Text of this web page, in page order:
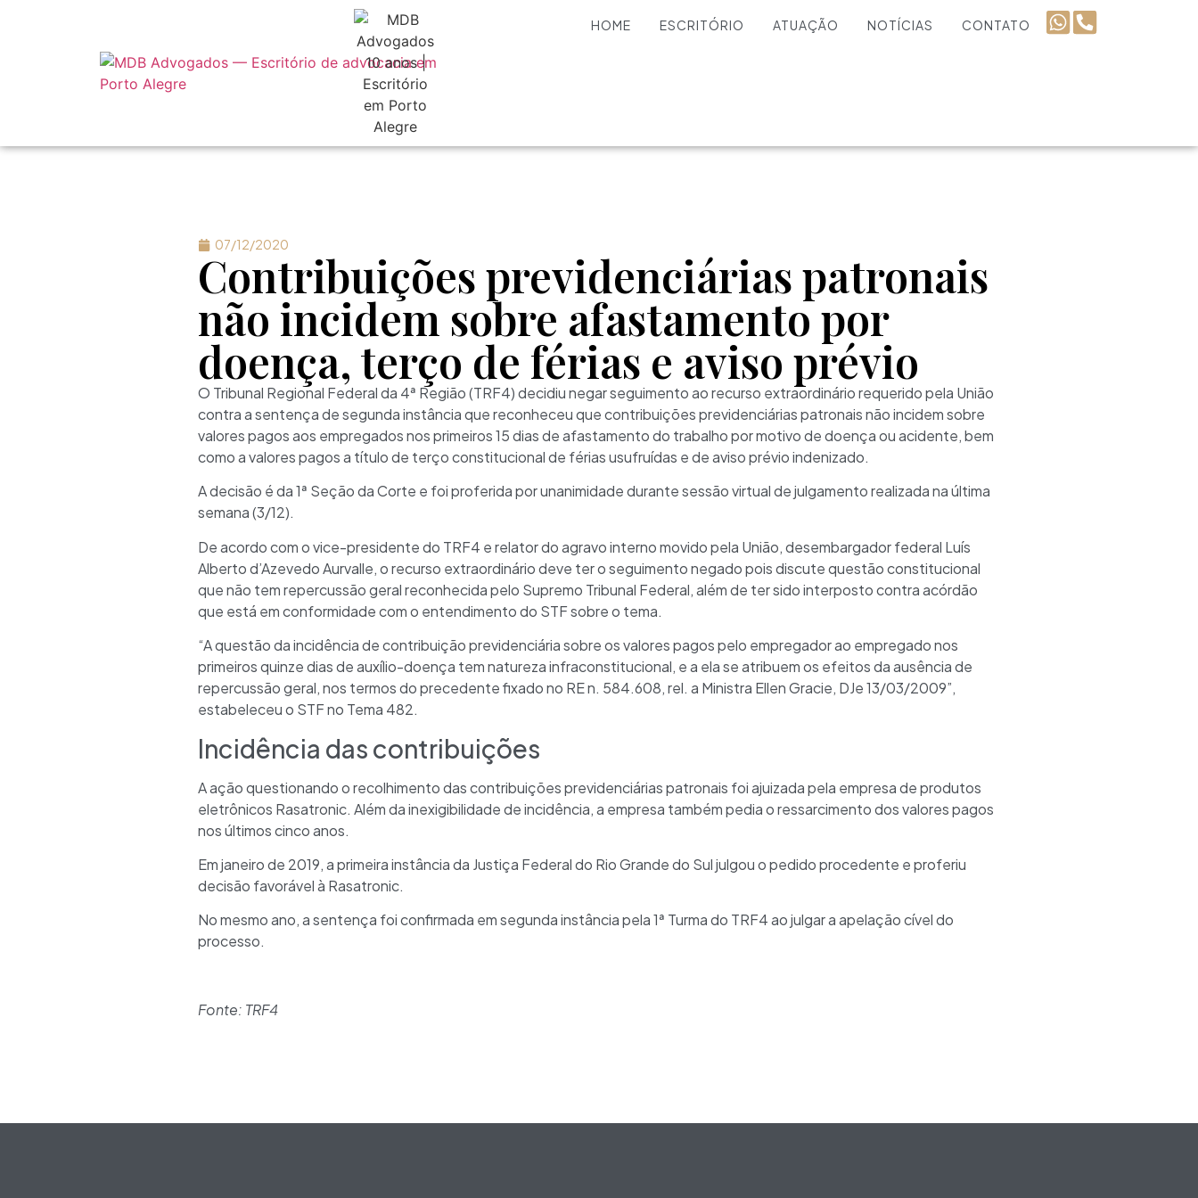
HOME ESCRITÓRIO ATUAÇÃO NOTÍCIAS CONTATO
07/12/2020
Contribuições previdenciárias patronais
não incidem sobre afastamento por
doença, terço de férias e aviso prévio
O Tribunal Regional Federal da 4ª Região (TRF4) decidiu negar seguimento ao recurso extraordinário requerido pela União
contra a sentença de segunda instância que reconheceu que contribuições previdenciárias patronais não incidem sobre
valores pagos aos empregados nos primeiros 15 dias de afastamento do trabalho por motivo de doença ou acidente, bem
como a valores pagos a título de terço constitucional de férias usufruídas e de aviso prévio indenizado.
A decisão é da 1ª Seção da Corte e foi proferida por unanimidade durante sessão virtual de julgamento realizada na última
semana (3/12).
De acordo com o vice-presidente do TRF4 e relator do agravo interno movido pela União, desembargador federal Luís
Alberto d’Azevedo Aurvalle, o recurso extraordinário deve ter o seguimento negado pois discute questão constitucional
que não tem repercussão geral reconhecida pelo Supremo Tribunal Federal, além de ter sido interposto contra acórdão
que está em conformidade com o entendimento do STF sobre o tema.
“A questão da incidência de contribuição previdenciária sobre os valores pagos pelo empregador ao empregado nos
primeiros quinze dias de auxílio-doença tem natureza infraconstitucional, e a ela se atribuem os efeitos da ausência de
repercussão geral, nos termos do precedente fixado no RE n. 584.608, rel. a Ministra Ellen Gracie, DJe 13/03/2009”,
estabeleceu o STF no Tema 482.
Incidência das contribuições
A ação questionando o recolhimento das contribuições previdenciárias patronais foi ajuizada pela empresa de produtos
eletrônicos Rasatronic. Além da inexigibilidade de incidência, a empresa também pedia o ressarcimento dos valores pagos
nos últimos cinco anos.
Em janeiro de 2019, a primeira instância da Justiça Federal do Rio Grande do Sul julgou o pedido procedente e proferiu
decisão favorável à Rasatronic.
No mesmo ano, a sentença foi confirmada em segunda instância pela 1ª Turma do TRF4 ao julgar a apelação cível do
processo.
Fonte: TRF4